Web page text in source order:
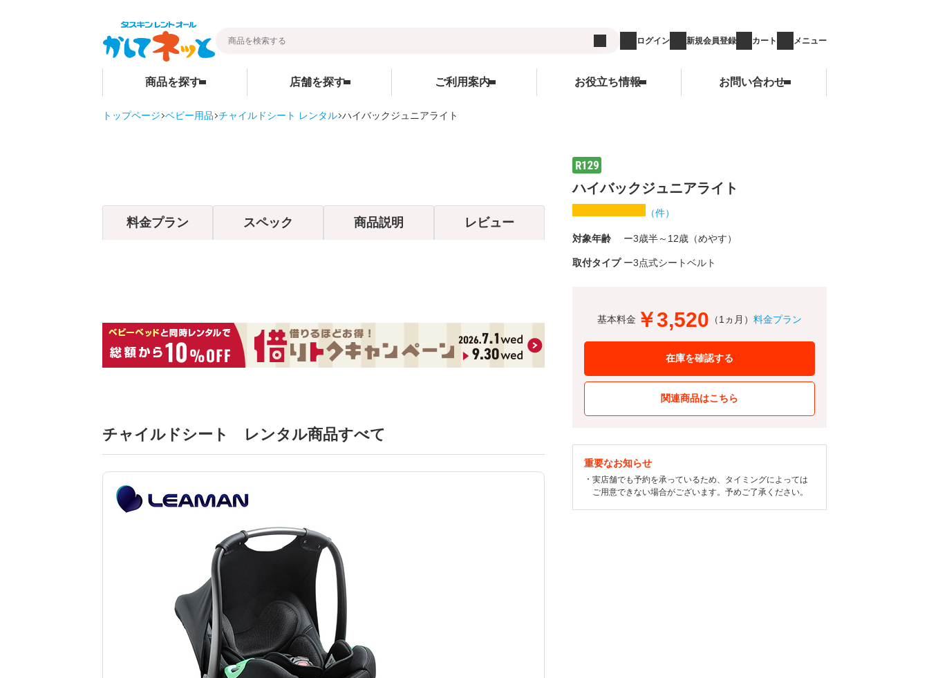
ログイン 新規会員登録 カート メニュー
商品を探す
チャイルドシート
ハイローチェア・ベビーチェア
ご家庭商品サイト
店舗を探す ご利用案内
受け取り方法と送料
在庫表示について
WEBクレジット決済について
よくあるご質問
サイトについて
お役立ち情報
キャンペーン
コンテンツ
コラム
お問い合わせ
トップページ ベビー用品 チャイルドシート レンタル ハイバックジュニアライト
ハイバックジュニアライト
（件）
対象年齢 3歳半～12歳（めやす）
取付タイプ 3点式シートベルト
基本料金 ￥3,520 （1ヵ月） 料金プラン
在庫を確認する
関連商品はこちら
重要なお知らせ
実店舗でも予約を承っているため、タイミングによっては
ご用意できない場合がございます。予めご了承ください。
料金プラン スペック 商品説明 レビュー
チャイルドシート レンタル商品すべて